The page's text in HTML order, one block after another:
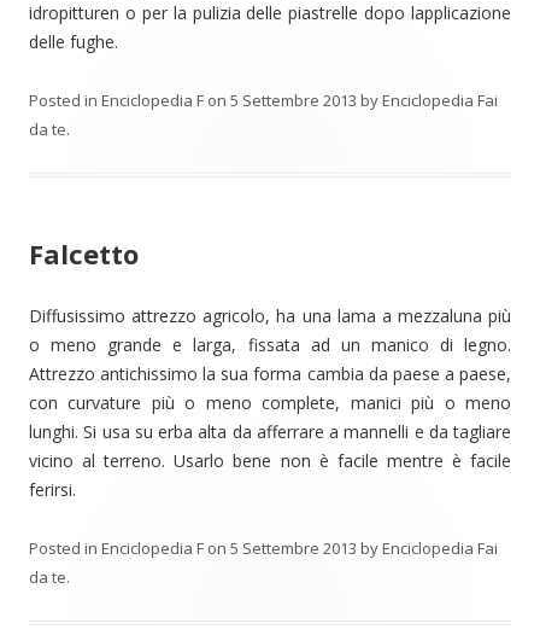
idropitturen o per la pulizia delle piastrelle dopo lapplicazione
delle fughe.
Posted in Enciclopedia F on 5 Settembre 2013 byEnciclopedia Fai
da te.
Falcetto
Diffusissimo attrezzo agricolo, ha una lama a mezzaluna più
o meno grande e larga, fissata ad un manico di legno.
Attrezzo antichissimo la sua forma cambia da paese a paese,
con curvature più o meno complete, manici più o meno
lunghi. Si usa su erba alta da afferrare a mannelli e da tagliare
vicino al terreno. Usarlo bene non è facile mentre è facile
ferirsi.
Posted in Enciclopedia F on 5 Settembre 2013 byEnciclopedia Fai
da te.